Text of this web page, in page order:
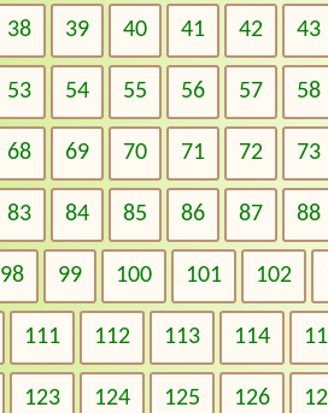
38 39 40 41 42 43
53 54 55 56 57 58
68 69 70 71 72 73
83 84 85 86 87 88
98 99 100 101 102
111 112 113 114
123 124 125 126